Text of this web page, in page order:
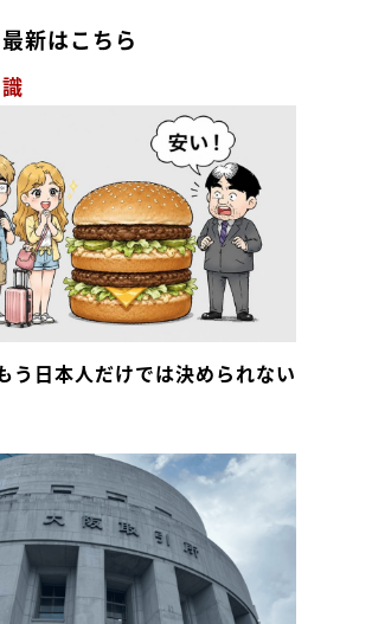
新はこちら
う日本人だけでは決められない